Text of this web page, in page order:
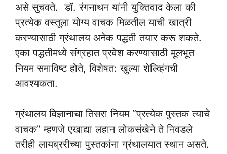
असे सुचवते. डॉ. रंगनाथन यांनी युक्तिवाद केला की
प्रत्येक वस्तूला योग्य वाचक मिळतील याची खात्री
करण्यासाठी ग्रंथालय अनेक पद्धती तयार करू शकते.
एका पद्धतीमध्ये संग्रहात प्रवेश करण्यासाठी मूलभूत
नियम समाविष्ट होते, विशेषत: खुल्या शेल्व्हिंगची
आवश्यकता.
ग्रंथालय विज्ञानाचा तिसरा नियम “प्रत्येक पुस्तक त्याचे
वाचक” म्हणजे एखाद्या लहान लोकसंखेने ते निवडले
तरीही लायब्ररीच्या पुस्तकांना ग्रंथालयात स्थान असते.